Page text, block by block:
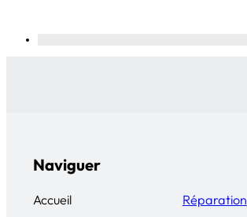
Naviguer
Accueil Réparation